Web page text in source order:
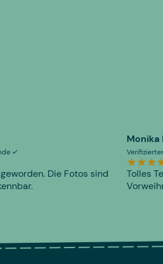
Die Fotos sind
Monika
Tolles